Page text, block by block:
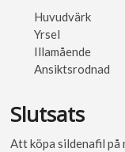
Huvudvärk
Yrsel
Illamående
Ansiktsrodnad
Slutsats
Att köpa sildenafil på